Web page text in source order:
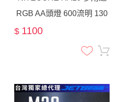
RGB AA頭燈 600流明 130
米 高顯色 紅/綠/藍光 MCT
$ 1100